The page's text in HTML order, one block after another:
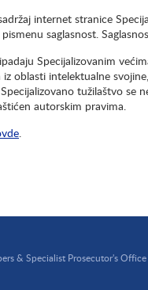
internet stranice
saglasnost.
Specijalizovanim
oblasti intelektualne
tužilaštvo
autorskim pravima.
.
& Specialist Prosecutor's Office